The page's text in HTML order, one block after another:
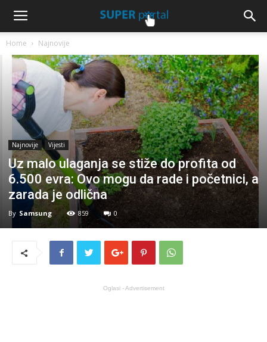
Home Najnovije
Najnovije Vijesti
Uz malo ulaganja se stiže do profita od
6.500 evra: Ovo mogu da rade i početnici, a
zarada je odlična
By Samsung 859 0
Oglasi - Advertisement